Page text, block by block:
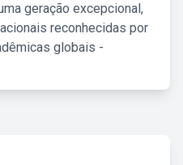
geração excepcional,
reconhecidas por
globais -